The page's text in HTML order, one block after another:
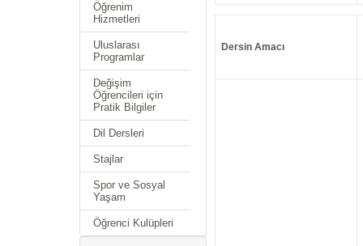
Öğrenim
Hizmetleri
Uluslarası
Programlar
Değişim
Öğrencileri için
Pratik Bilgiler
Dil Dersleri
Stajlar
Spor ve Sosyal
Yaşam
Öğrenci Kulüpleri
Dersin Amacı